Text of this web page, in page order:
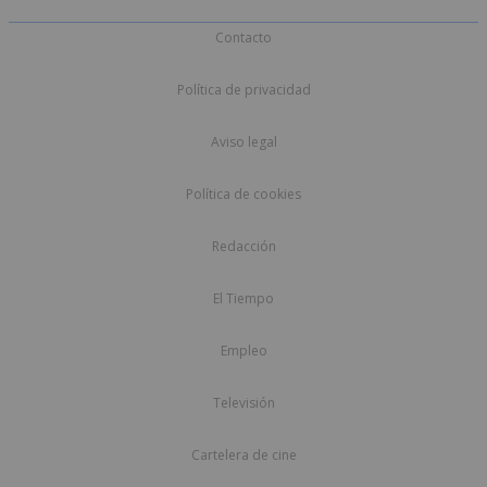
Contacto
Política de privacidad
Aviso legal
Política de cookies
Redacción
El Tiempo
Empleo
Televisión
Cartelera de cine